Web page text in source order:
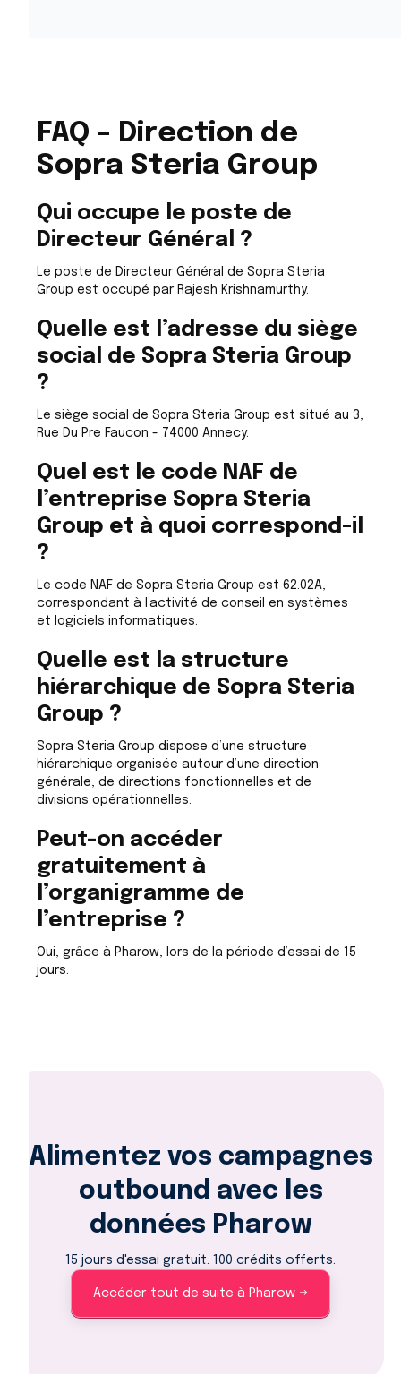
FAQ – Direction de
Sopra Steria Group
Qui occupe le poste de
Directeur Général ?
Le poste de Directeur Général de Sopra Steria
Group est occupé par Rajesh Krishnamurthy.
Quelle est l’adresse du siège
social de Sopra Steria Group
?
Le siège social de Sopra Steria Group est situé au 3,
Rue Du Pre Faucon - 74000 Annecy.
Quel est le code NAF de
l’entreprise Sopra Steria
Group et à quoi correspond-il
?
Le code NAF de Sopra Steria Group est 62.02A,
correspondant à l’activité de conseil en systèmes
et logiciels informatiques.
Quelle est la structure
hiérarchique de Sopra Steria
Group ?
Sopra Steria Group dispose d’une structure
hiérarchique organisée autour d’une direction
générale, de directions fonctionnelles et de
divisions opérationnelles.
Peut-on accéder
gratuitement à
l’organigramme de
l’entreprise ?
Oui, grâce à Pharow, lors de la période d’essai de 15
jours.
Alimentez vos campagnes
outbound avec les
données Pharow
15 jours d'essai gratuit. 100 crédits offerts.
Accéder tout de suite à Pharow →